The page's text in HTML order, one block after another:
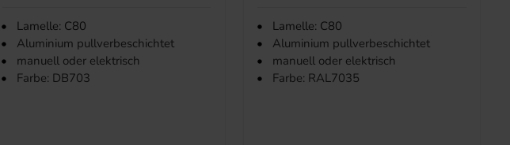
•
Lamelle: C80
•
Aluminium pullverbeschichtet
•
manuell oder elektrisch
•
Farbe: DB703
•
Lamelle: C80
•
Aluminium pullverbeschichtet
•
manuell oder elektrisch
•
Farbe: RAL7035